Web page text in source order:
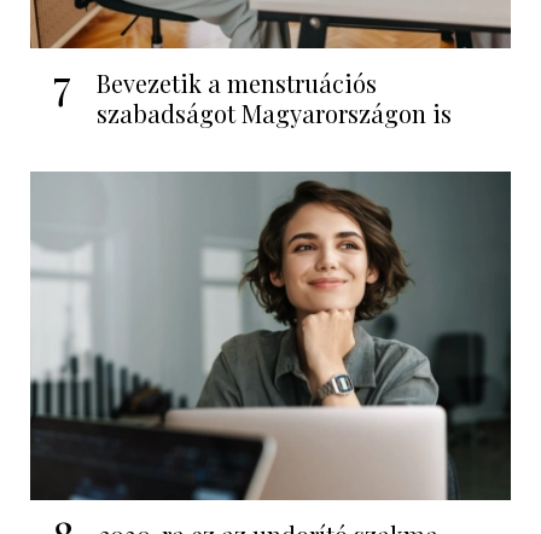
7
Bevezetik a menstruációs
szabadságot Magyarországon is